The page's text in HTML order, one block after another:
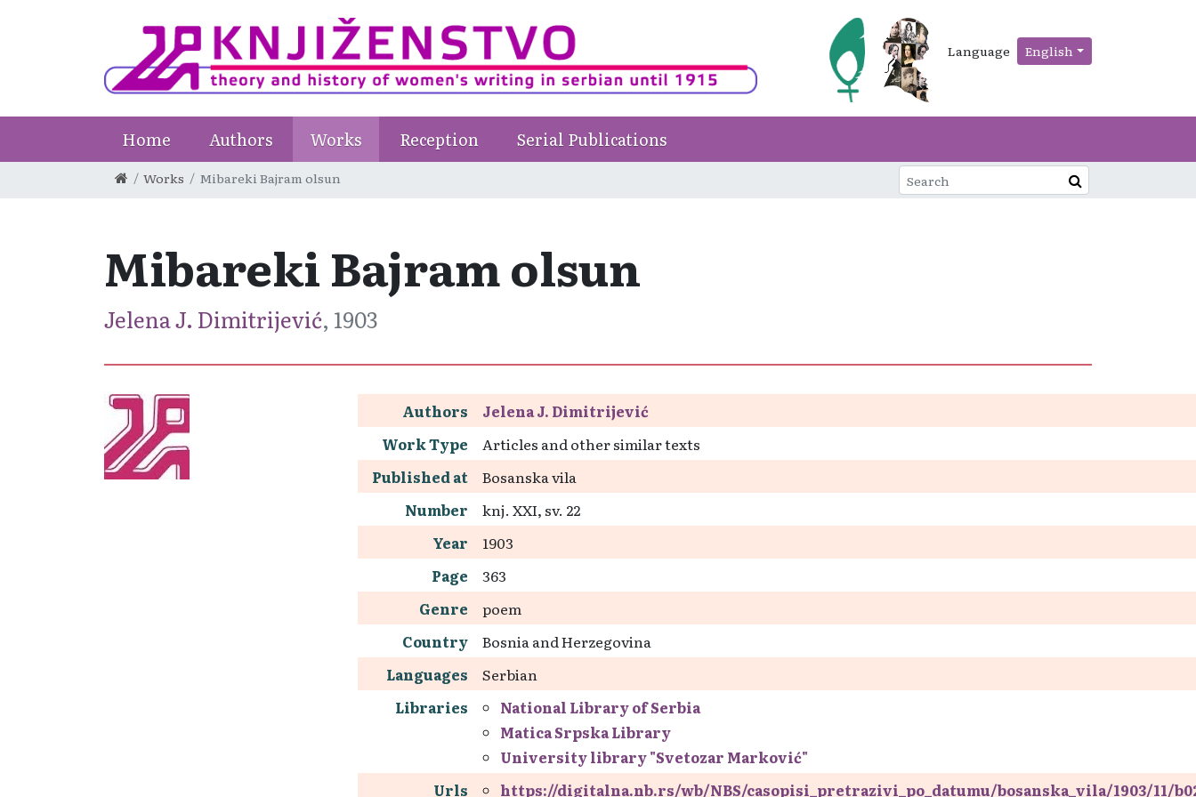
Language English
Home Authors Works Reception Serial Publications
Works Mibareki Bajram olsun
Mibareki Bajram olsun
Jelena J. Dimitrijević, 1903
Authors
Jelena J. Dimitrijević
Work Type
Articles and other similar texts
Published at
Bosanska vila
Number
knj. XXI, sv. 22
Year
1903
Page
363
Genre
poem
Country
Bosnia and Herzegovina
Languages
Serbian
Libraries
National Library of Serbia
Matica Srpska Library
University library "Svetozar Marković"
Urls
https://digitalna.nb.rs/wb/NBS/casopisi_pretrazivi_po_datumu/bosanska_vila/1903/11/